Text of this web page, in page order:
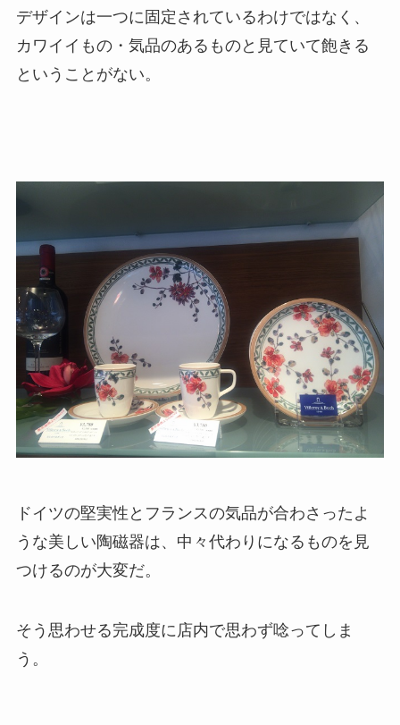
デザインは一つに固定されているわけではなく、
カワイイもの・気品のあるものと見ていて飽きる
ということがない。
ドイツの堅実性とフランスの気品が合わさったよ
うな美しい陶磁器は、中々代わりになるものを見
つけるのが大変だ。
そう思わせる完成度に店内で思わず唸ってしま
う。